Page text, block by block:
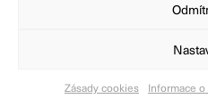
Zásady cookies Informace
© Archeologický ústav AV ČR, Brno, v. v.